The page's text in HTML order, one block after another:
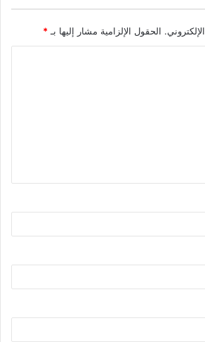
الحقول الإلزامية مشار إليها بـ*